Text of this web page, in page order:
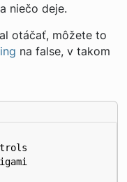
niečo deje.
otáčať, môžete to
na false, v takom